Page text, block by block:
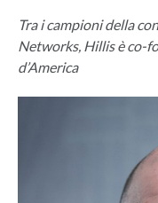
Tra i campioni della
Networks, Hillis è co-
d’America